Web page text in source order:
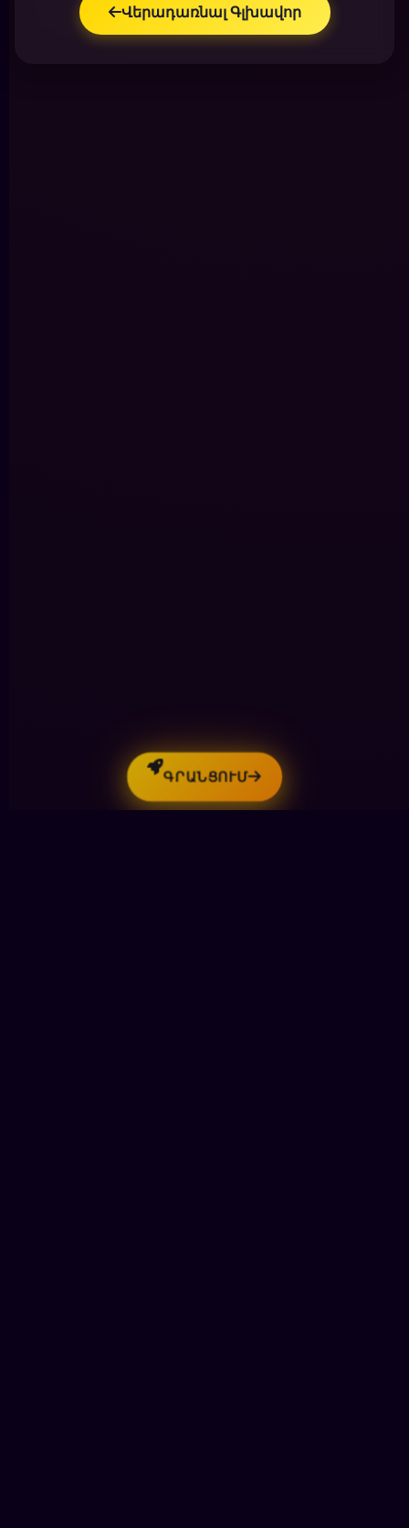
Վերադառնալ Գլխավոր
ԳՐԱՆՑՈՒՄ